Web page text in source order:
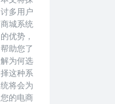
讨多用户
商城系统
的优势，
帮助您了
解为何选
择这种系
统将会为
您的电商